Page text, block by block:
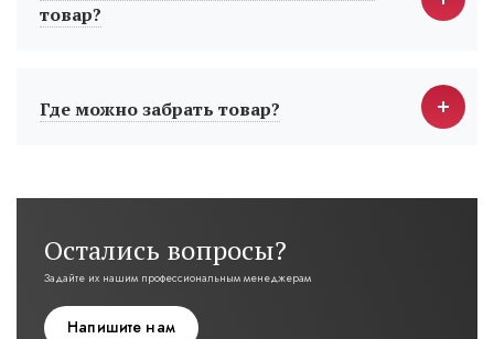
товар?
Где можно забрать товар?
Остались вопросы?
Задайте их нашим профессиональным менеджерам
Напишите нам